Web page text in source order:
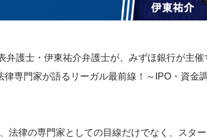
護士・伊東祐介弁護士が、みずほ銀行が主催
専門家が語るリーガル最前線！～IPO・資金
法律の専門家としての目線だけでなく、スタ